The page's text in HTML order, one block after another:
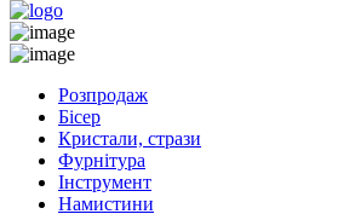
Розпродаж
Бісер
Кристали, стрази
Фурнітура
Інструмент
Намистини